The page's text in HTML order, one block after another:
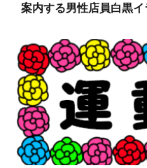
案内する男性店員白黒